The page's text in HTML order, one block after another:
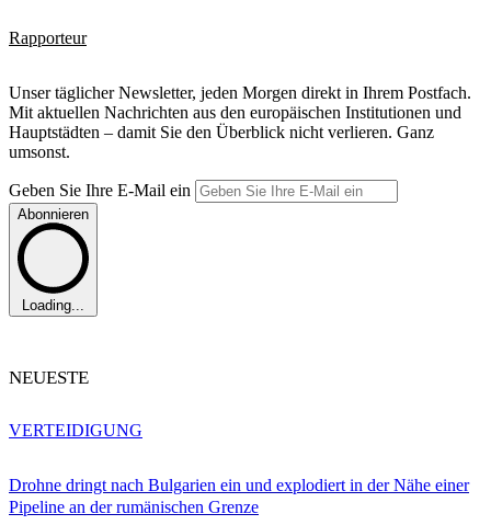
Rapporteur
Unser täglicher Newsletter, jeden Morgen direkt in Ihrem Postfach.
Mit aktuellen Nachrichten aus den europäischen Institutionen und
Hauptstädten – damit Sie den Überblick nicht verlieren. Ganz
umsonst.
Geben Sie Ihre E-Mail ein
Abonnieren
Loading...
NEUESTE
Drohne dringt nach Bulgarien ein und explodiert in der Nähe einer
Pipeline an der rumänischen Grenze
VERTEIDIGUNG